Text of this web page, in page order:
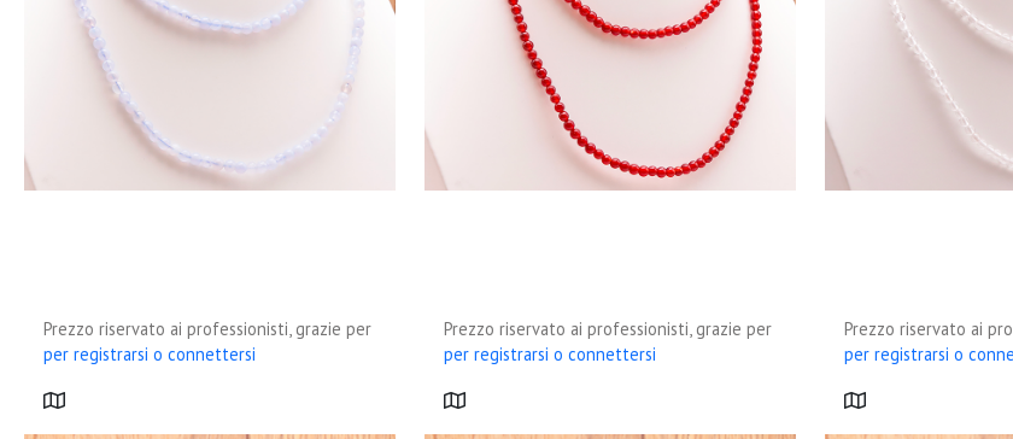
Prezzo riservato ai professionisti, grazie per
per registrarsi o connettersi
Prezzo riservato ai professionisti, grazie per
per registrarsi o connettersi
Prezzo riservato ai
per registrarsi o